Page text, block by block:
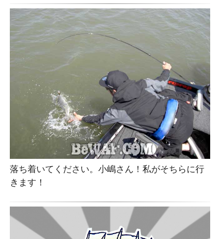
落ち着いてください。小嶋さん！私がそちらに行
きます！